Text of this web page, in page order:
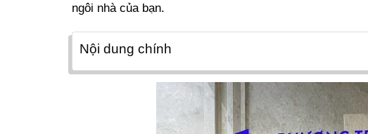
ngôi nhà của bạn.
Nội dung chính